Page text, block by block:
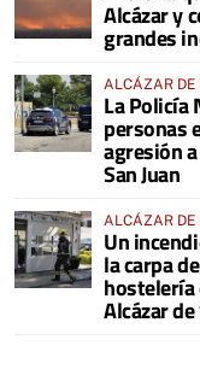
Alcázar y
grandes
ALCÁZAR DE
La Policía
personas
agresión
San Juan
ALCÁZAR DE
Un
la carpa
hostelería
Alcázar de